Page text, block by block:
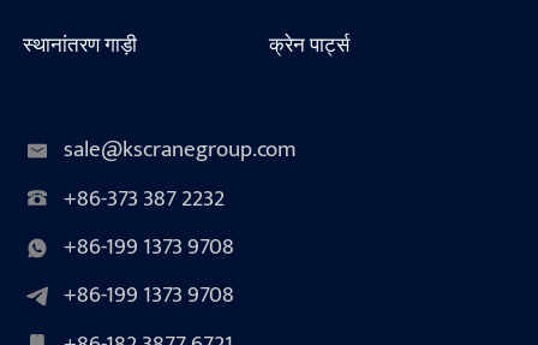
स्थानांतरण गाड़ी
क्रेन पार्ट्स
sale@kscranegroup.com
+86-373 387 2232
+86-199 1373 9708
+86-199 1373 9708